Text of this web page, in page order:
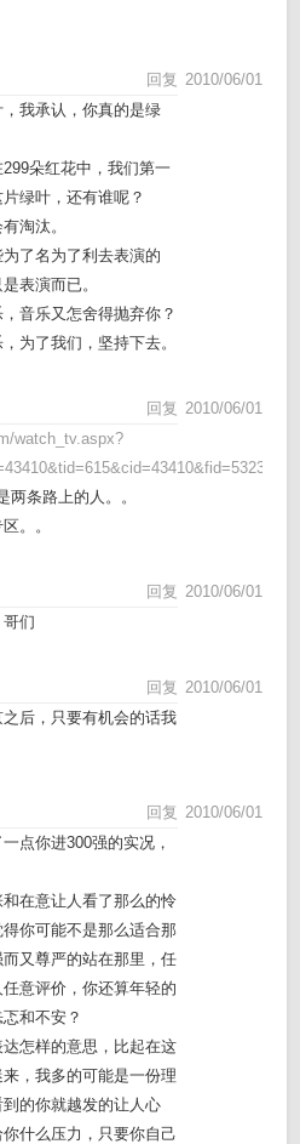
2010/06/01
回复
我承认，你真的是绿
朵红花中，我们第一
绿叶，还有谁呢？
淘汰。
了名为了利去表演的
表演而已。
音乐又怎舍得抛弃你？
为了我们，坚持下去。
2010/06/01
回复
watch_tv.aspx?
两条路上的人。。
。。
2010/06/01
回复
们
2010/06/01
回复
后，只要有机会的话我
2010/06/01
回复
点你进300强的实况，
在意让人看了那么的怜
你可能不是那么适合那
又尊严的站在那里，任
意评价，你还算年轻的
和不安？
怎样的意思，比起在这
，我多的可能是一份理
的你就越发的让人心
什么压力，只要你自己